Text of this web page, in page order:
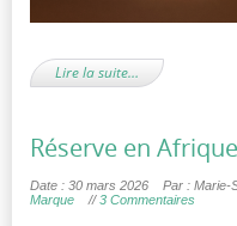
Lire la suite…
Réserve en
Date : 30 mars 2026 Par : Marie-
Marque
//3 Commentaires